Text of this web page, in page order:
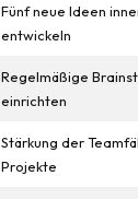
Fünf neue Ideen
entwickeln
Regelmäßige
einrichten
Stärkung der
Projekte